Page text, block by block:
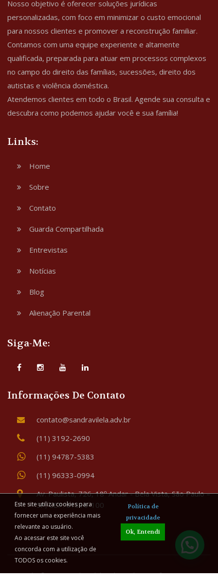
Nosso objetivo é oferecer soluções jurídicas
personalizadas, com foco em minimizar o custo emocional
para nossos clientes e promover a reconstrução familiar.
Contamos com uma equipe experiente e altamente
qualificada, preparada para atuar em processos complexos
no campo do direito das famílias, sucessões, direito dos
autistas e violência doméstica.
Atendemos clientes em todo o Brasil. Agende sua consulta e
descubra como podemos ajudar você e sua família!
Links:
Home
Sobre
Contato
Guarda Compartilhada
Entrevistas
Notícias
Blog
Alienação Parental
Siga-Me:
Informações De Contato
contato@sandravilela.adv.br
(11) 3192-2690
(11) 94787-5383
(11) 96333-0994
Av. Paulista, 726, 18º Andar - Bela Vista, São Paulo –
SP, CEP: 01310-100
Copyright © 2026 Sandra Vilela Advogada - Família & Sucessões
Este site utiliza cookies para
fornecer uma experiência mais
relevante ao usuário.
Ao acessar este site você
concorda com a utilização de
TODOS os cookies.
Política de
privacidade
Ok, Entendi